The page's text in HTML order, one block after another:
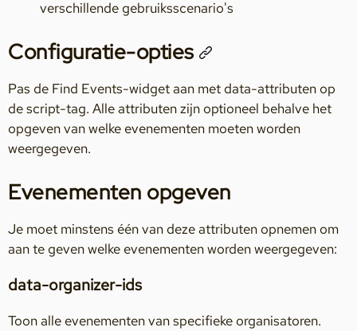
verschillende gebruiksscenario's
Configuratie-opties
Pas de Find Events-widget aan met data-attributen op
de script-tag. Alle attributen zijn optioneel behalve het
opgeven van welke evenementen moeten worden
weergegeven.
Evenementen opgeven
Je moet minstens één van deze attributen opnemen om
aan te geven welke evenementen worden weergegeven:
data-organizer-ids
Toon alle evenementen van specifieke organisatoren.